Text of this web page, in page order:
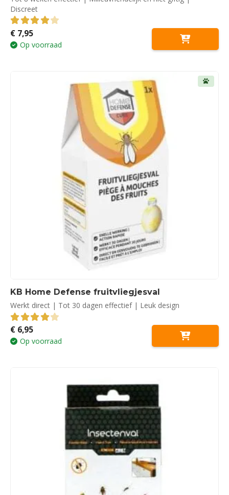
Discreet
4.00out of 5
€ 7,95
Op voorraad
KB Home Defense fruitvliegjesval
Werkt direct | Tot 30 dagen effectief | Leuk design
4.00out of 5
€ 6,95
Op voorraad